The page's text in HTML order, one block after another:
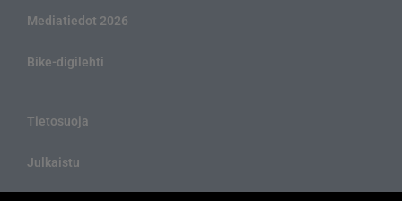
Mediatiedot 2026
Bike-digilehti
Tietosuoja
Julkaistu